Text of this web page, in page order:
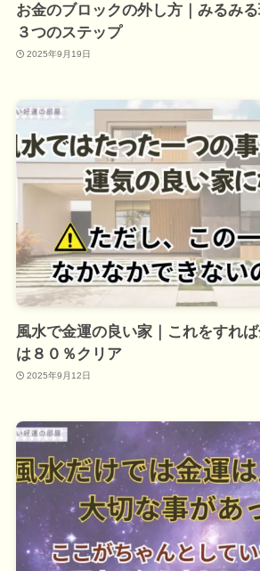
お金のブロックの外し方｜みるみ
３つのステップ
2025年9月19日
風水で金運の良い家｜これをすれ
は８０％クリア
2025年9月12日